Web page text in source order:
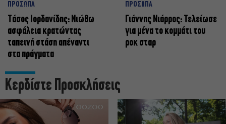
ΠΡΟΣΩΠΑ
Tάσος Ιορδανίδης: Νιώθω
ασφάλεια κρατώντας
ταπεινή στάση απέναντι
στα πράγματα
ΠΡΟΣΩΠΑ
Γιάννης Νιάρρος: Τελείωσε
για μένα το κομμάτι του
ροκ σταρ
Κερδίστε Προσκλήσεις